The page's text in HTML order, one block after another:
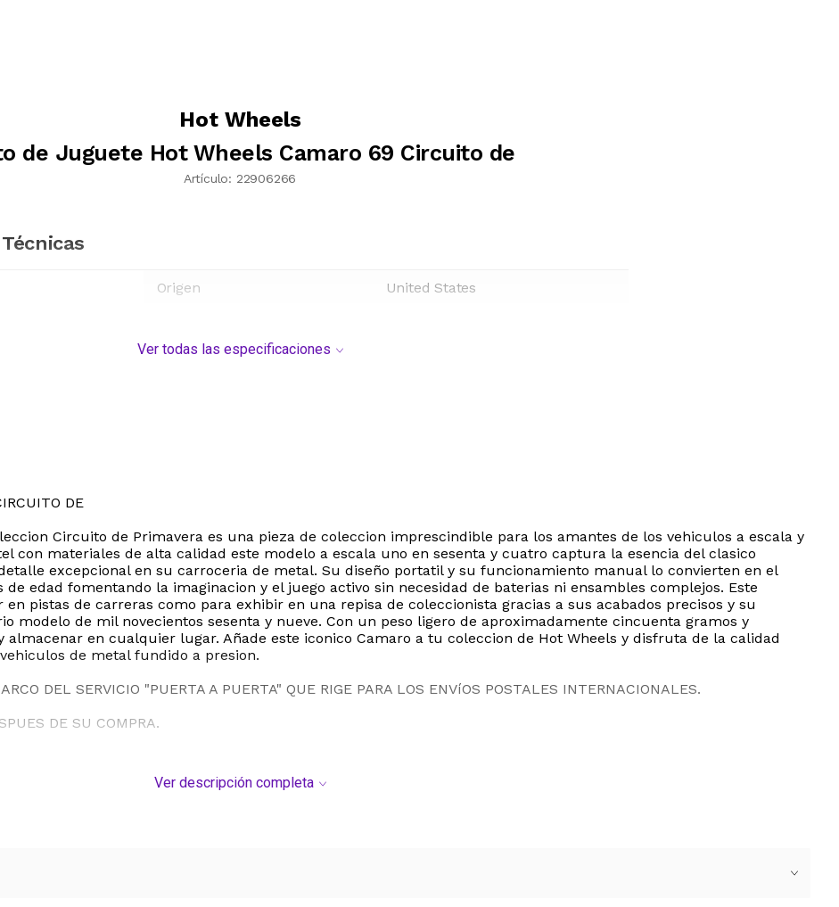
Hot Wheels
de Juguete Hot Wheels Camaro 69 Circuito de
Artículo: 22906266
Origen United States
Ver todas las especificaciones
DE
Circuito de Primavera es una pieza de coleccion imprescindible para los amantes de los vehiculos a escala y
con materiales de alta calidad este modelo a escala uno en sesenta y cuatro captura la esencia del clasico
excepcional en su carroceria de metal. Su diseño portatil y su funcionamiento manual lo convierten en el
edad fomentando la imaginacion y el juego activo sin necesidad de baterias ni ensambles complejos. Este
pistas de carreras como para exhibir en una repisa de coleccionista gracias a sus acabados precisos y su
modelo de mil novecientos sesenta y nueve. Con un peso ligero de aproximadamente cincuenta gramos y
en cualquier lugar. Añade este iconico Camaro a tu coleccion de Hot Wheels y disfruta de la calidad
de metal fundido a presion.
DEL SERVICIO "PUERTA A PUERTA" QUE RIGE PARA LOS ENVíOS POSTALES INTERNACIONALES.
DE SU COMPRA.
Ver descripción completa